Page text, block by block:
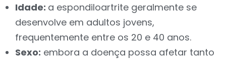
Idade: a espondiloartrite geralmente se
desenvolve em adultos jovens,
frequentemente entre os 20 e 40 anos.
Sexo: embora a doença possa afetar tanto